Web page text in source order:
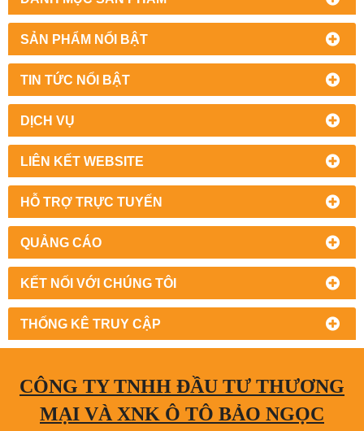
SẢN PHẨM NỔI BẬT
TIN TỨC NỔI BẬT
DỊCH VỤ
LIÊN KẾT WEBSITE
HỖ TRỢ TRỰC TUYẾN
QUẢNG CÁO
KẾT NỐI VỚI CHÚNG TÔI
THỐNG KÊ TRUY CẬP
CÔNG TY TNHH ĐẦU TƯ THƯƠNG
MẠI VÀ XNK Ô TÔ BẢO NGỌC